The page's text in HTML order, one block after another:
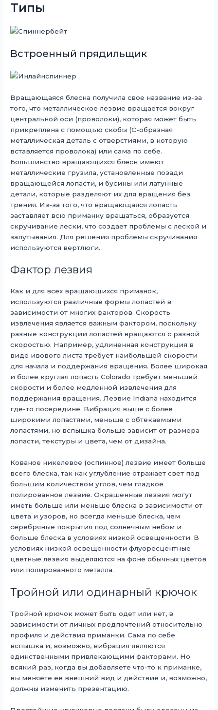
Типы
Встроенный прядильщик
Вращающаяся блесна получила свое название из-за
того, что металлическое лезвие вращается вокруг
центральной оси (проволоки), которая может быть
прикреплена с помощью скобы (С-образная
металлическая деталь с отверстиями, в которую
вставляется проволока) или сама по себе.
Большинство вращающихся блесн имеют
металлические грузила, установленные позади
вращающейся лопасти, и бусины или латунные
детали, которые разделяют их для вращения без
трения. Из-за того, что вращающаяся лопасть
заставляет всю приманку вращаться, образуется
скручивание лески, что создает проблемы с леской и
запутывания. Для решения проблемы скручивания
используются вертлюги.
Фактор лезвия
Как и для всех вращающихся приманок,
используются различные формы лопастей в
зависимости от многих факторов. Скорость
извлечения является важным фактором, поскольку
разные конструкции лопастей вращаются с разной
скоростью. Например, удлиненная конструкция в
виде ивового листа требует наибольшей скорости
для начала и поддержания вращения. Более широкая
и более круглая лопасть Colorado требует меньшей
скорости и более медленной извлечения для
поддержания вращения. Лезвие Indiana находится
где-то посередине. Вибрация выше с более
широкими лопастями, меньше с обтекаемыми
лопастями, но вспышка больше зависит от размера
лопасти, текстуры и цвета, чем от дизайна.
Кованое никелевое (оспинное) лезвие имеет больше
всего блеска, так как углубление отражает свет под
большим количеством углов, чем гладкое
полированное лезвие. Окрашенные лезвия могут
иметь больше или меньше блеска в зависимости от
цвета и узоров, но всегда меньше блеска, чем
серебряные покрытия под солнечным небом и
больше блеска в условиях низкой освещенности. В
условиях низкой освещенности флуоресцентные
цветные лезвия выделяются на фоне обычных цветов
или полированного металла.
Тройной или одинарный крючок
Тройной крючок может быть одет или нет, в
зависимости от личных предпочтений относительно
профиля и действия приманки. Сама по себе
вспышка и, возможно, вибрация являются
единственными привлекающими факторами. Но
всякий раз, когда вы добавляете что-то к приманке,
вы меняете ее внешний вид и действие и, возможно,
должны изменить презентацию.